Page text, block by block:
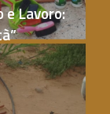
e Lavoro: